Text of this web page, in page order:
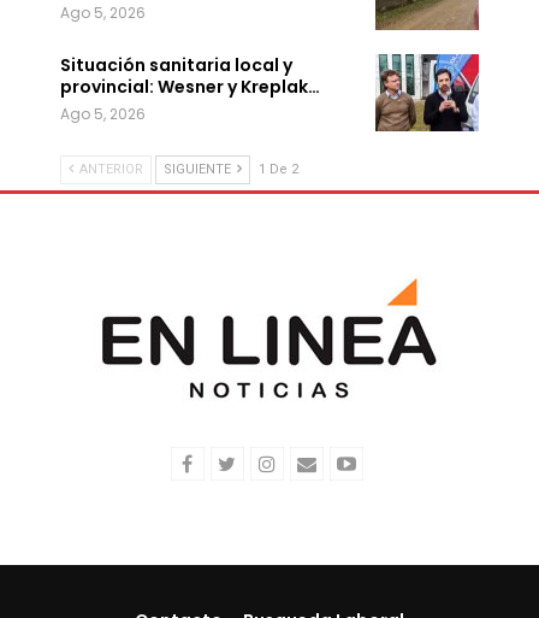
Ago 5, 2026
Situación sanitaria local y
provincial: Wesner y Kreplak…
Ago 5, 2026
ANTERIOR SIGUIENTE 1 De 2